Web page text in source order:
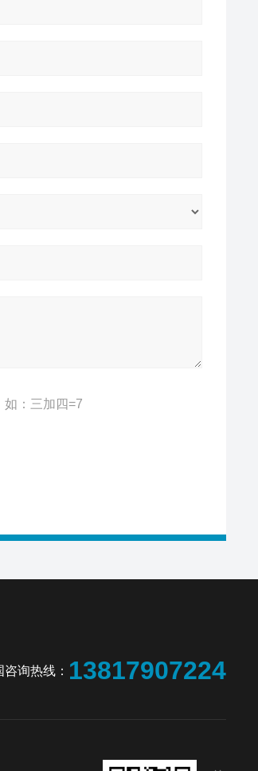
如：三加四=7
咨询热线： 13817907224